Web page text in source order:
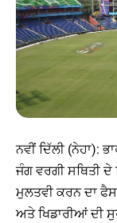
ਨਵੀਂ ਦਿੱਲੀ (ਨੇਹਾ):
ਜੰਗ ਵਰਗੀ ਸਥਿਤੀ
ਮੁਲਤਵੀ ਕਰਨ ਦਾ
ਅਤੇ ਖਿਡਾਰੀਆਂ ਦੀ